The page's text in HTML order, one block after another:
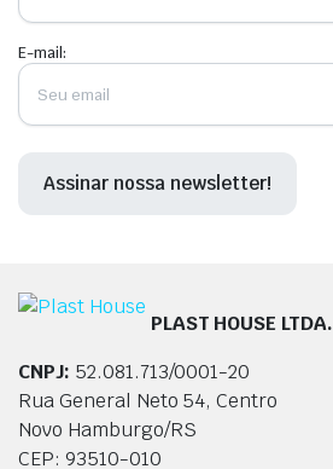
E-mail:
PLAST HOUSE LTDA.
CNPJ: 52.081.713/0001-20
Rua General Neto 54, Centro
Novo Hamburgo/RS
CEP: 93510-010